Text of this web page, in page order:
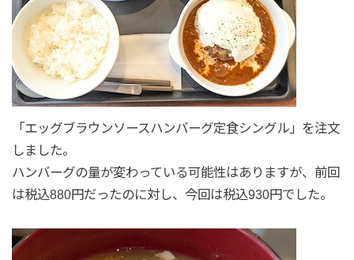
「エッグブラウンソースハンバーグ定食シングル」を注文
しました。
ハンバーグの量が変わっている可能性はありますが、前回
は税込880円だったのに対し、今回は税込930円でした。